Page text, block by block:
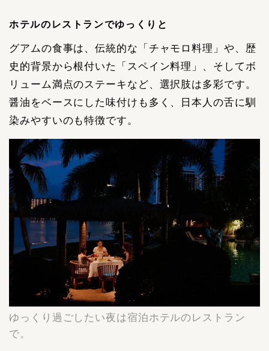
ホテルのレストランでゆっくりと
グアムの食事は、伝統的な「チャモロ料理」や、歴
史的背景から根付いた「スペイン料理」、そしてボ
リューム満点のステーキなど、選択肢は多彩です。
醤油をベースにした味付けも多く、日本人の舌に馴
染みやすいのも特徴です。
ゆっくり過ごしたい夜は宿泊ホテルのレストラン
で。